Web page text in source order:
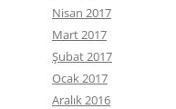
Nisan 2017
Mart 2017
Şubat 2017
Ocak 2017
Aralık 2016